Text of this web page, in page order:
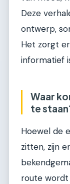
Deze
ontwerp,
Het zorgt
informatief
Waar
te
Hoewel de
zitten, zijn
route wordt